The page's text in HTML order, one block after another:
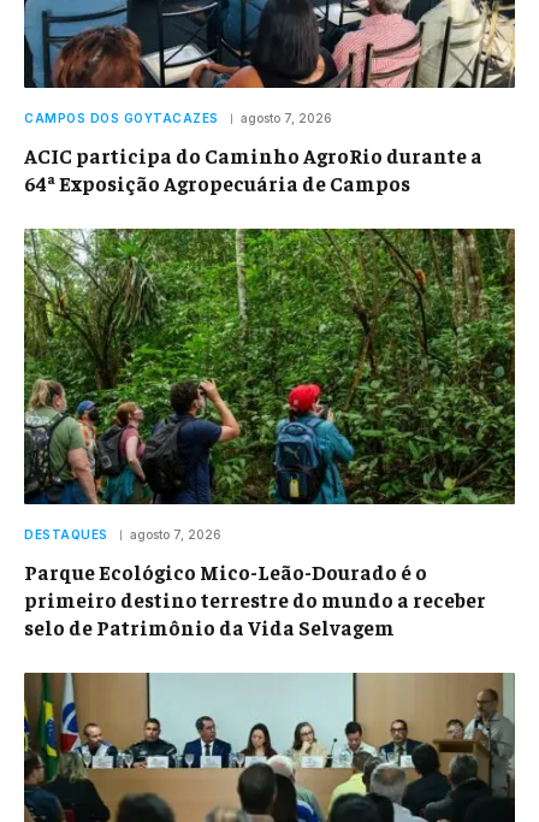
CAMPOS DOS GOYTACAZES agosto 7, 2026
ACIC participa do Caminho AgroRio durante a
64ª Exposição Agropecuária de Campos
DESTAQUES agosto 7, 2026
Parque Ecológico Mico-Leão-Dourado é o
primeiro destino terrestre do mundo a receber
selo de Patrimônio da Vida Selvagem